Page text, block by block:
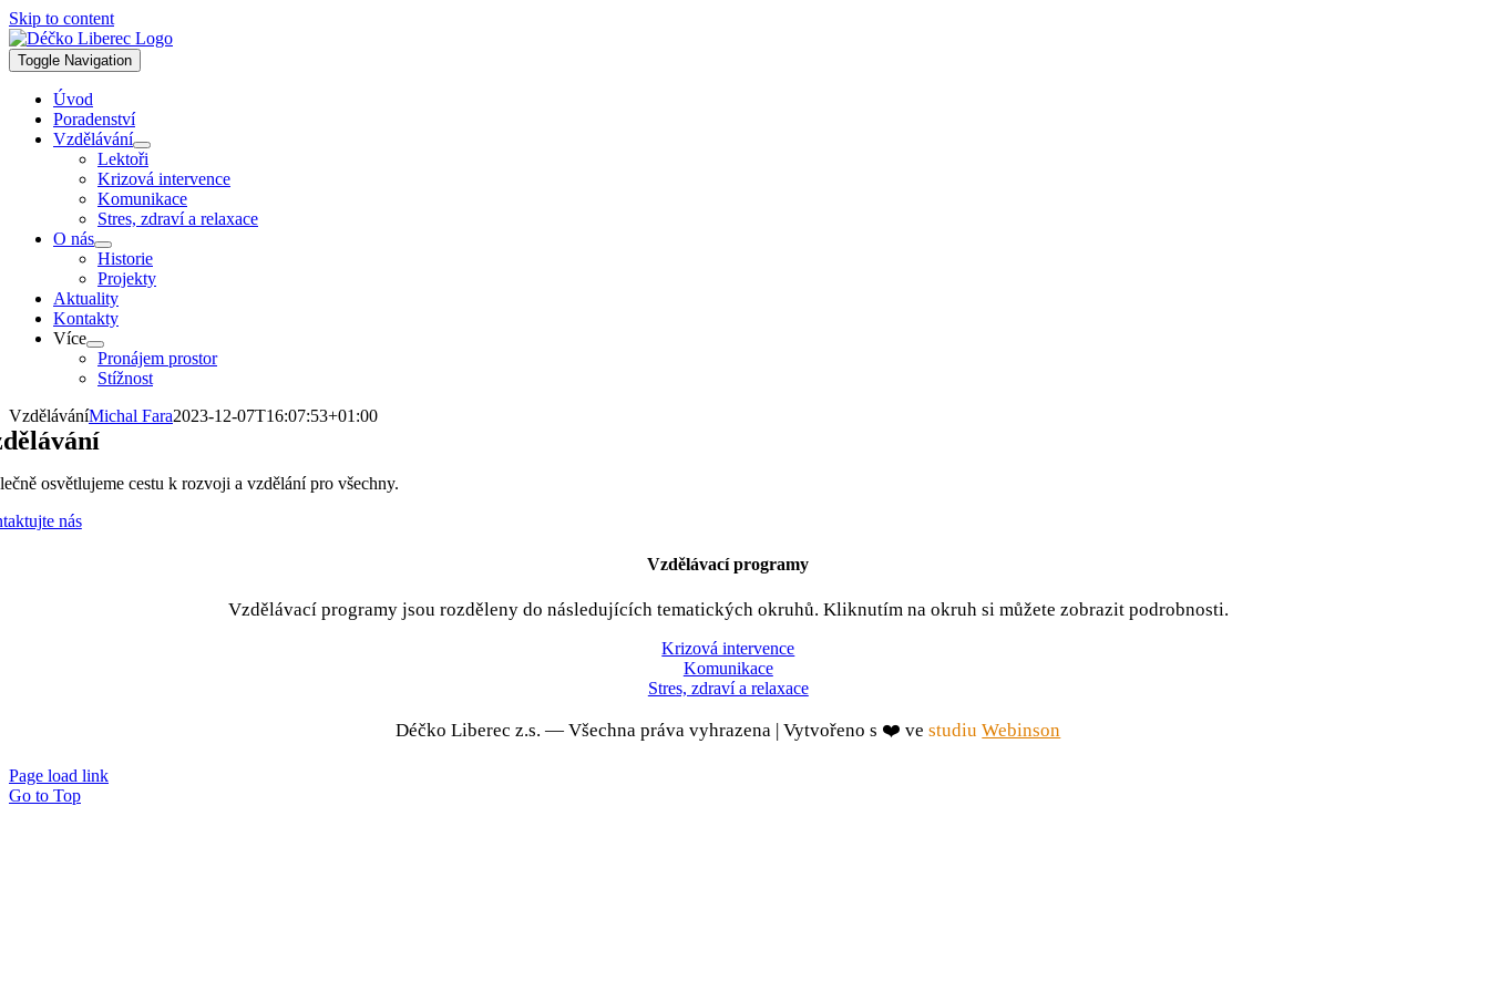
Skip to content
Toggle Navigation
Úvod
Poradenství
Vzdělávání
Lektoři
Krizová intervence
Komunikace
Stres, zdraví a relaxace
O nás
Historie
Projekty
Aktuality
Kontakty
Více
Pronájem prostor
Stížnost
VzděláváníMichal Fara2023-12-07T16:07:53+01:00
osvětlujeme cestu k rozvoji a vzdělání pro všechny.
nás
Vzdělávací programy
Vzdělávací programy jsou rozděleny do následujících tematických okruhů. Kliknutím na okruh si můžete zobrazit podrobnosti.
Krizová intervence
Komunikace
Stres, zdraví a relaxace
Déčko Liberec z.s. — Všechna práva vyhrazena | Vytvořeno s ❤️ ve studiuWebinson
Page load link
Go to Top